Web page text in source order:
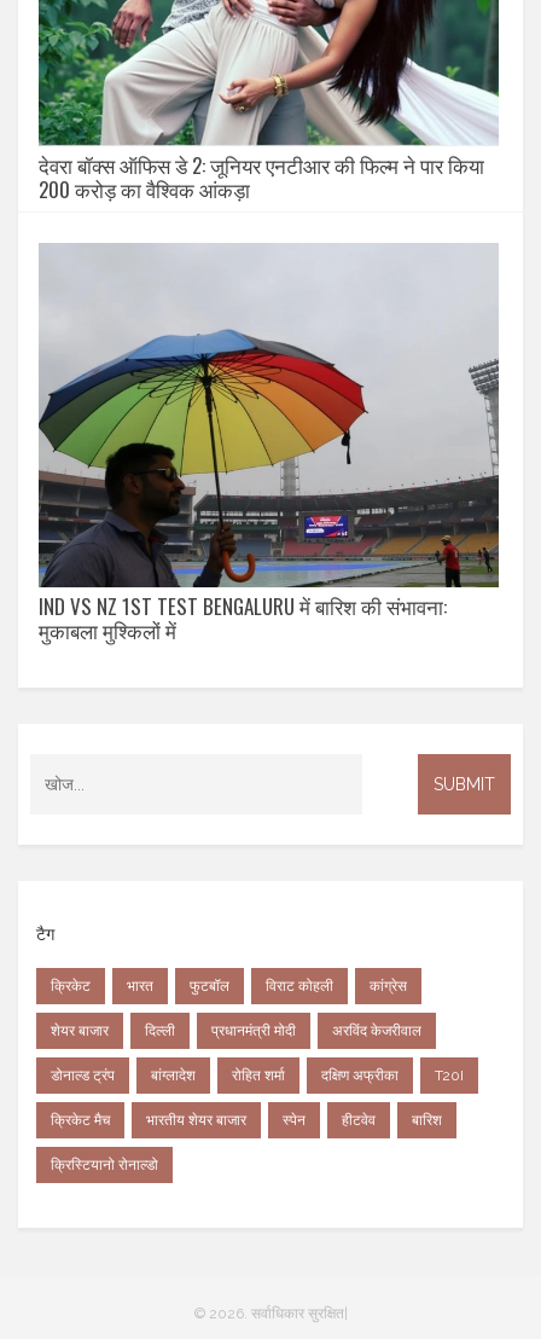
देवरा बॉक्स ऑफिस डे 2: जूनियर एनटीआर की फिल्म ने पार किया
200 करोड़ का वैश्विक आंकड़ा
IND VS NZ 1ST TEST BENGALURU में बारिश की संभावना:
मुकाबला मुश्किलों में
टैग
क्रिकेट भारत फुटबॉल विराट कोहली कांग्रेस
शेयर बाजार दिल्ली प्रधानमंत्री मोदी अरविंद केजरीवाल
डोनाल्ड ट्रंप बांग्लादेश रोहित शर्मा दक्षिण अफ्रीका T20I
क्रिकेट मैच भारतीय शेयर बाजार स्पेन हीटवेव बारिश
क्रिस्टियानो रोनाल्डो
© 2026. सर्वाधिकार सुरक्षित|